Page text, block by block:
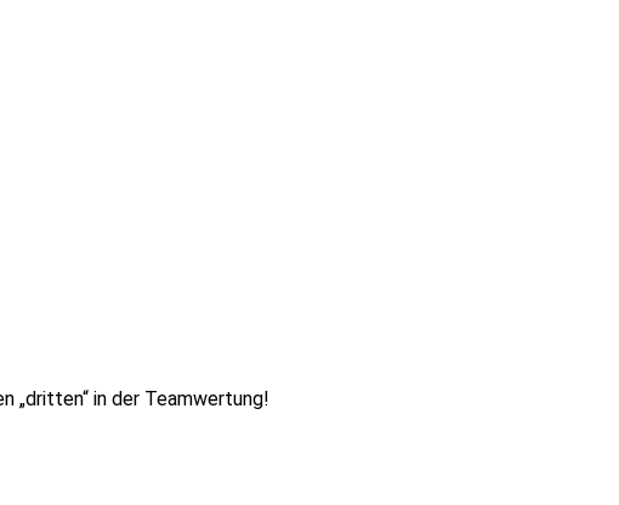
„dritten“ in der Teamwertung!